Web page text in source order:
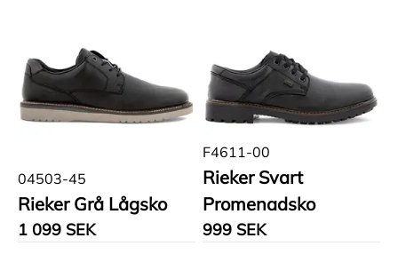
04503-45
Rieker Grå Lågsko
1 099 SEK
F4611-00
Rieker Svart
Promenadsko
999 SEK